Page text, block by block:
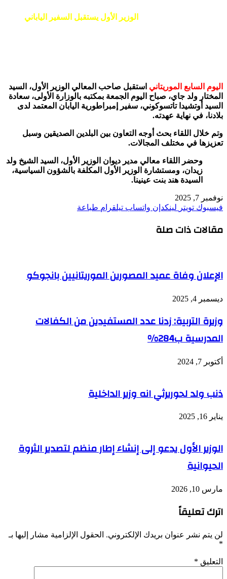
الوزير الأول يستقبل السفير الياباني
اليوم السابع الموريتاني استقبل صاحب المعالي الوزير الأول، السيد
المختار ولد جاي، صباح اليوم الجمعة بمكتبه بالوزارة الأولى، سعادة
السيد أوتشيدا تاتسوكوني، سفير إمبراطورية اليابان المعتمد لدى
بلادنا، في نهاية عهدته.
وتم خلال اللقاء بحث أوجه التعاون بين البلدين الصديقين وسبل
تعزيزها في مختلف المجالات.
وحضر اللقاء معالي مدير ديوان الوزير الأول، السيد الشيخ ولد
زيدان، ومستشارة الوزير الأول المكلفة بالشؤون السياسية،
السيدة هند بنت عينينا.
نوفمبر 7, 2025
فيسبوك تويتر لينكدإن واتساب تيلقرام طباعة
مقالات ذات صلة
الإعلان وفاة عميد المصورين الموريتانيين بانجوكو
ديسمبر 4, 2025
وزيرة التربية: زدنا عدد المستفيدين من الكفالات
المدرسية ب284%
أكتوبر 7, 2024
ذنب ولد لحوريرثي انه وزير الداخلية
يناير 16, 2025
الوزير الأول يدعو إلى إنشاء إطار منظم لتصدير الثروة
الحيوانية
مارس 10, 2026
اترك تعليقاً
لن يتم نشر عنوان بريدك الإلكتروني. الحقول الإلزامية مشار إليها بـ
*
التعليق *